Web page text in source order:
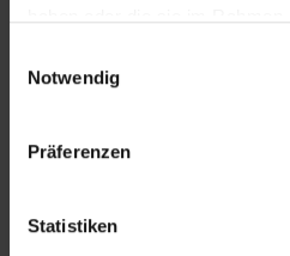
Notwendig
Präferenzen
Statistiken